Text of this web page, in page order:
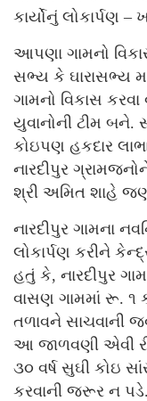
કાર્યોનું લોકાર્પણ
આપણા ગામનો
સભ્ય કે ઘારાસભ્ય
ગામનો વિકાસ
યુવાનોની ટીમ બને.
કોઇપણ હકદાર
નારદીપુર
શ્રી અમિત શાહે
નારદીપુર ગામના
લોકાર્પણ કરીને
હતું કે, નારદીપુર
વાસણ ગામમાં રૂ. ૧
તળાવને સાચવાની
આ જાળવણી એવી
૩૦ વર્ષ સુઘી કોઇ
કરવાની જરૂર ન પડે.